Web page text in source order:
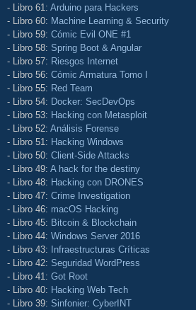
- Libro 61: Arduino para Hackers
- Libro 60: Machine Learning & Security
- Libro 59: Cómic Evil ONE #1
- Libro 58: Spring Boot & Angular
- Libro 57: Riesgos Internet
- Libro 56: Cómic Armatura Tomo I
- Libro 55: Red Team
- Libro 54: Docker: SecDevOps
- Libro 53: Hacking con Metasploit
- Libro 52: Análisis Forense
- Libro 51: Hacking Windows
- Libro 50: Client-Side Attacks
- Libro 49: A hack for the destiny
- Libro 48: Hacking con DRONES
- Libro 47: Crime Investigation
- Libro 46: macOS Hacking
- Libro 45: Bitcoin & Blockchain
- Libro 44: Windows Server 2016
- Libro 43: Infraestructuras Críticas
- Libro 42: Seguridad WordPress
- Libro 41: Got Root
- Libro 40: Hacking Web Tech
- Libro 39: Sinfonier: CyberINT